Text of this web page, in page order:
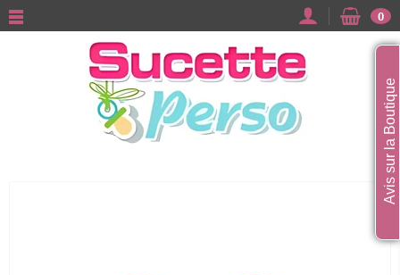
0
Avis sur la Boutique